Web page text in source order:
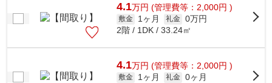
4.1万円 (管理費等：2,000円 )
敷金 1ヶ月 礼金 0万円
2階 / 1DK / 33.24㎡
4.1万円 (管理費等：2,000円 )
敷金 1ヶ月 礼金 0ヶ月